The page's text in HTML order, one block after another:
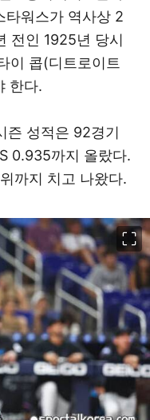
타워스가 역사상 2
전인 1925년 당시
이 콥(디트로이트
한다.
즌 성적은 92경기
0.935까지 올랐다.
까지 치고 나왔다.